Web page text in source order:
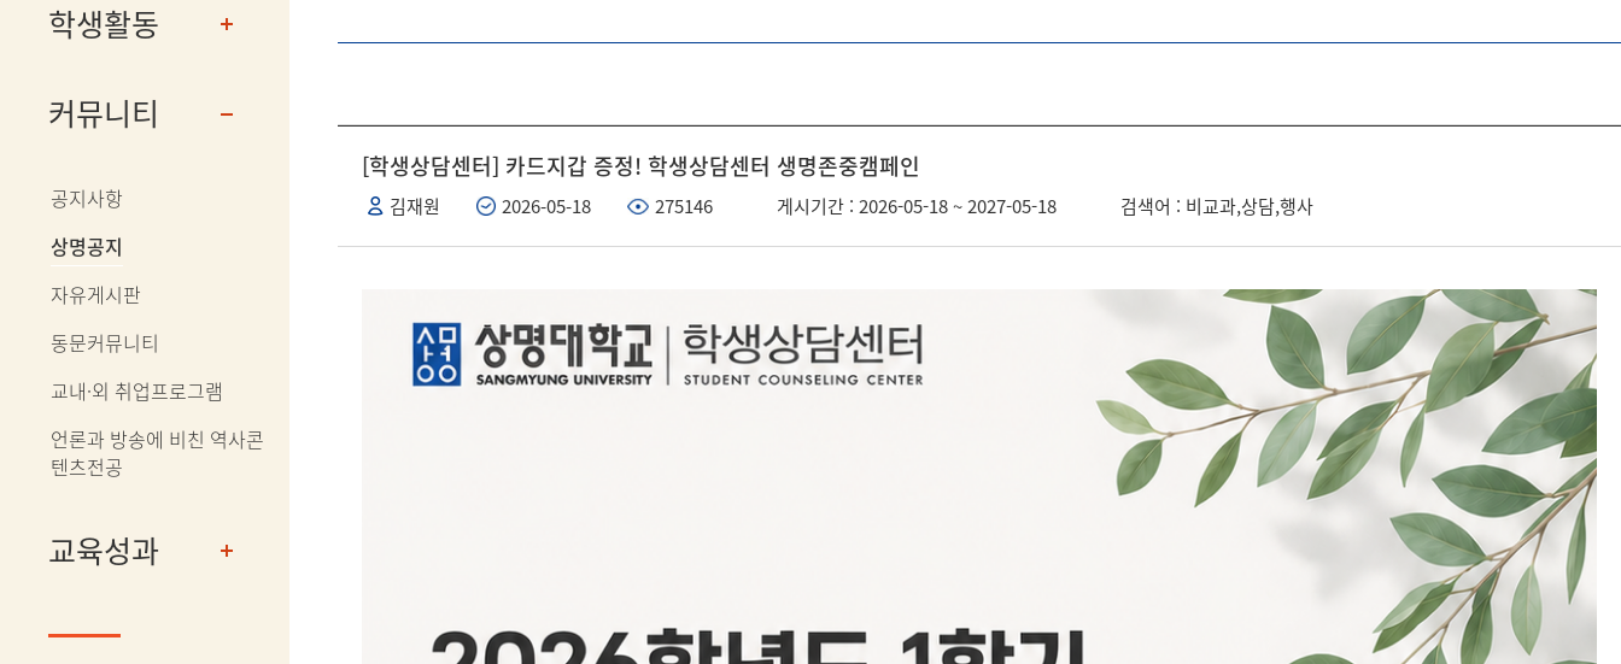
학생활동
커뮤니티
공지사항
상명공지
자유게시판
동문커뮤니티
교내·외 취업프로그램
언론과 방송에 비친 역사콘
텐츠전공
교육성과
[학생상담센터] 카드지갑 증정! 학생상담센터 생명존중캠페인
김재원 2026-05-18 275146 게시기간 : 2026-05-18 ~ 2027-05-18 검색어 : 비교과,상담,행사